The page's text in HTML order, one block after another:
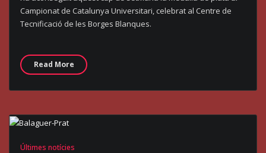
Campionat de Catalunya Universitari, celebrat al Centre de
Tecnificació de les Borges Blanques.
Read More
Últimes notícies